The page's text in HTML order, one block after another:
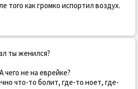
того как громко испортил воздух.
ты женился?
чего не на еврейке?
что-то болит, где-то ноет, где-